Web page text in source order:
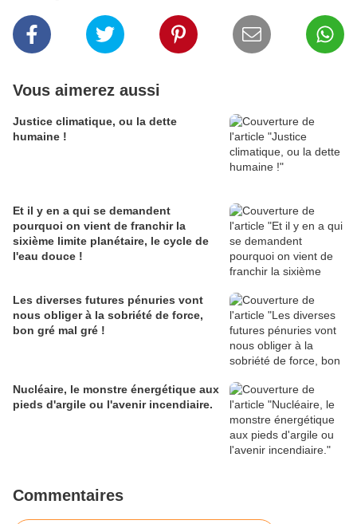
Vous aimerez aussi
Justice climatique, ou la dette
humaine !
Et il y en a qui se demandent
pourquoi on vient de franchir la
sixième limite planétaire, le cycle de
l'eau douce !
Les diverses futures pénuries vont
nous obliger à la sobriété de force,
bon gré mal gré !
Nucléaire, le monstre énergétique aux
pieds d'argile ou l'avenir incendiaire.
Commentaires